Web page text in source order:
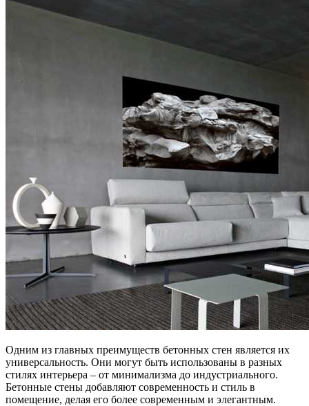
Одним из главных преимуществ бетонных стен является их
универсальность. Они могут быть использованы в разных
стилях интерьера – от минимализма до индустриального.
Бетонные стены добавляют современность и стиль в
помещение, делая его более современным и элегантным.